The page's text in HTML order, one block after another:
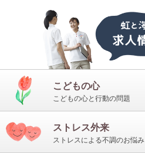
こどもの心
こどもの心と行動の問題
ストレス外来
ストレスによる不調のお悩み